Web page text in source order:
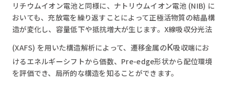
リチウムイオン電池と同様に、ナトリウムイオン電池 (NIB) に
おいても、充放電を繰り返すことによって正極活物質の結晶構
造が変化し、容量低下や抵抗増大が生じます。X線吸収分光法
(XAFS) を用いた構造解析によって、遷移金属のκ吸収端にお
けるエネルギーシフトから価数、Pre-edge形状から配位環境
を評価でき、局所的な構造を知ることができます。